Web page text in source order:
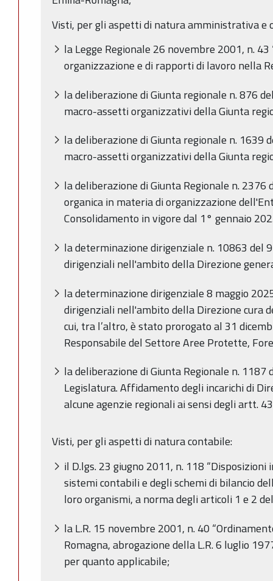
Visti, per gli aspetti di natura amministrativa e
la Legge Regionale 26 novembre 2001, n.
organizzazione e di rapporti di lavoro nella
la deliberazione di Giunta regionale n. 876
macro-assetti organizzativi della Giunta
la deliberazione di Giunta regionale n. 1639
macro-assetti organizzativi della Giunta
la deliberazione di Giunta Regionale n.
organica in materia di organizzazione
Consolidamento in vigore dal 1° gennaio
la determinazione dirigenziale n. 10863 del
dirigenziali nell'ambito della Direzione
la determinazione dirigenziale 8 maggio
dirigenziali nell'ambito della Direzione cura
cui, tra l’altro, è stato prorogato al 31
Responsabile del Settore Aree Protette,
la deliberazione di Giunta Regionale n. 1187
Legislatura. Affidamento degli incarichi di
alcune agenzie regionali ai sensi degli artt.
Visti, per gli aspetti di natura contabile:
il D.lgs. 23 giugno 2011, n. 118
sistemi contabili e degli schemi di bilancio
loro organismi, a norma degli articoli 1 e 2
la L.R. 15 novembre 2001, n. 40
Romagna, abrogazione della L.R. 6 luglio
per quanto applicabile;